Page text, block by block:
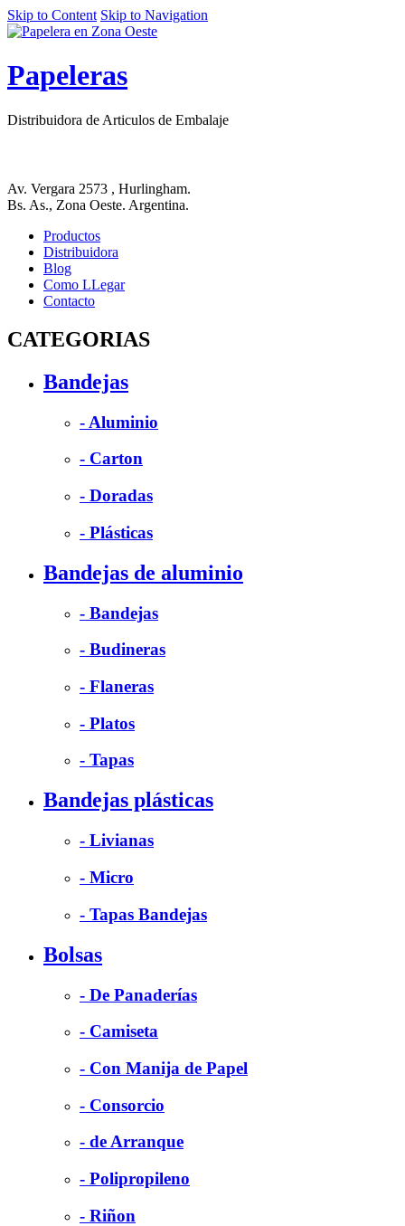
Skip to Content Skip to Navigation
Papeleras
Distribuidora de Articulos de Embalaje
Av. Vergara 2573 , Hurlingham.
Bs. As., Zona Oeste. Argentina.
Productos
Distribuidora
Blog
Como LLegar
Contacto
CATEGORIAS
Bandejas
- Aluminio
- Carton
- Doradas
- Plásticas
Bandejas de aluminio
- Bandejas
- Budineras
- Flaneras
- Platos
- Tapas
Bandejas plásticas
- Livianas
- Micro
- Tapas Bandejas
Bolsas
- De Panaderías
- Camiseta
- Con Manija de Papel
- Consorcio
- de Arranque
- Polipropileno
- Riñon